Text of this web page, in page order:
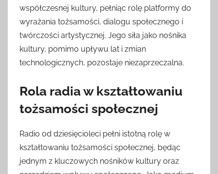
współczesnej kultury, pełniąc rolę platformy do
wyrażania tożsamości, dialogu społecznego i
twórczości artystycznej. Jego siła jako nośnika
kultury, pomimo upływu lat i zmian
technologicznych, pozostaje niezaprzeczalna.
Rola radia w kształtowaniu
tożsamości społecznej
Radio od dziesięcioleci pełni istotną rolę w
kształtowaniu tożsamości społecznej, będąc
jednym z kluczowych nośników kultury oraz